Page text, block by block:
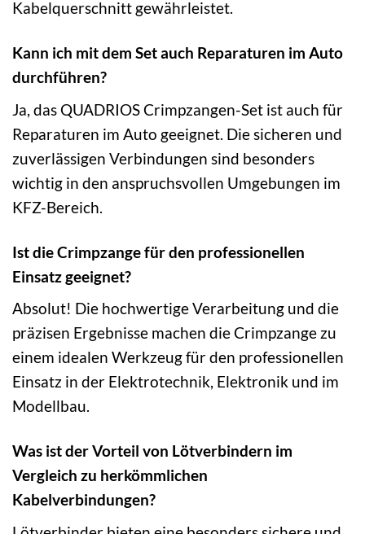
Kabelquerschnitt gewährleistet.
Kann ich mit dem Set auch Reparaturen im Auto
durchführen?
Ja, das QUADRIOS Crimpzangen-Set ist auch für
Reparaturen im Auto geeignet. Die sicheren und
zuverlässigen Verbindungen sind besonders
wichtig in den anspruchsvollen Umgebungen im
KFZ-Bereich.
Ist die Crimpzange für den professionellen
Einsatz geeignet?
Absolut! Die hochwertige Verarbeitung und die
präzisen Ergebnisse machen die Crimpzange zu
einem idealen Werkzeug für den professionellen
Einsatz in der Elektrotechnik, Elektronik und im
Modellbau.
Was ist der Vorteil von Lötverbindern im
Vergleich zu herkömmlichen
Kabelverbindungen?